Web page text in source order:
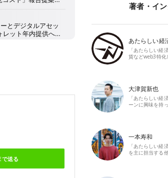
で送る
著者・イ
あたらしい経
「あたらしい経
貨などweb3特
大津賀新也
「あたらしい経
ーンに興味を持
一本寿和
「あたらしい経
を主に担当する